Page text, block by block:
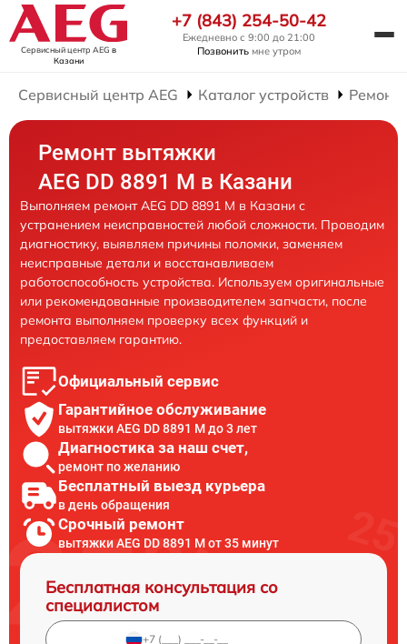
Сервисный центр AEG в
Казани
+7 (843) 254-50-42
Ежедневно с 9:00 до 21:00
Позвонить мне утром
Сервисный центр AEG Каталог устройств Ремонт
Ремонт вытяжки
AEG DD 8891 M в Казани
Выполняем ремонт AEG DD 8891 M в Казани с
устранением неисправностей любой сложности. Проводим
диагностику, выявляем причины поломки, заменяем
неисправные детали и восстанавливаем
работоспособность устройства. Используем оригинальные
или рекомендованные производителем запчасти, после
ремонта выполняем проверку всех функций и
предоставляем гарантию.
Официальный сервис
Гарантийное обслуживание
вытяжки AEG DD 8891 M до 3 лет
Диагностика за наш счет,
ремонт по желанию
Бесплатный выезд курьера
в день обращения
Срочный ремонт
вытяжки AEG DD 8891 M от 35 минут
Бесплатная консультация со
специалистом